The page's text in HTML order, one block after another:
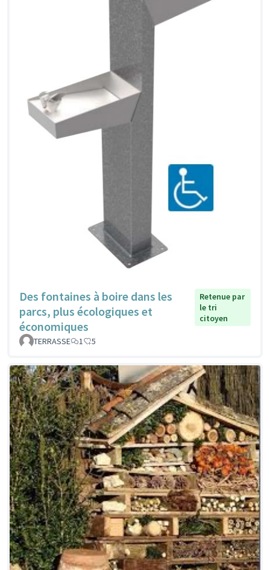
Des fontaines à boire dans les
parcs, plus écologiques et
économiques
Retenue par
le tri
citoyen
TERRASSE 1 5